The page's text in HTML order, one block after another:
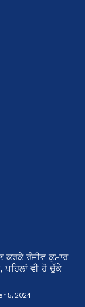
ਕਰਕੇ ਰੰਜੀਵ ਕੁਮਾਰ
ਪਹਿਲਾਂ ਵੀ ਹੋ ਚੁੱਕੇ
5, 2024